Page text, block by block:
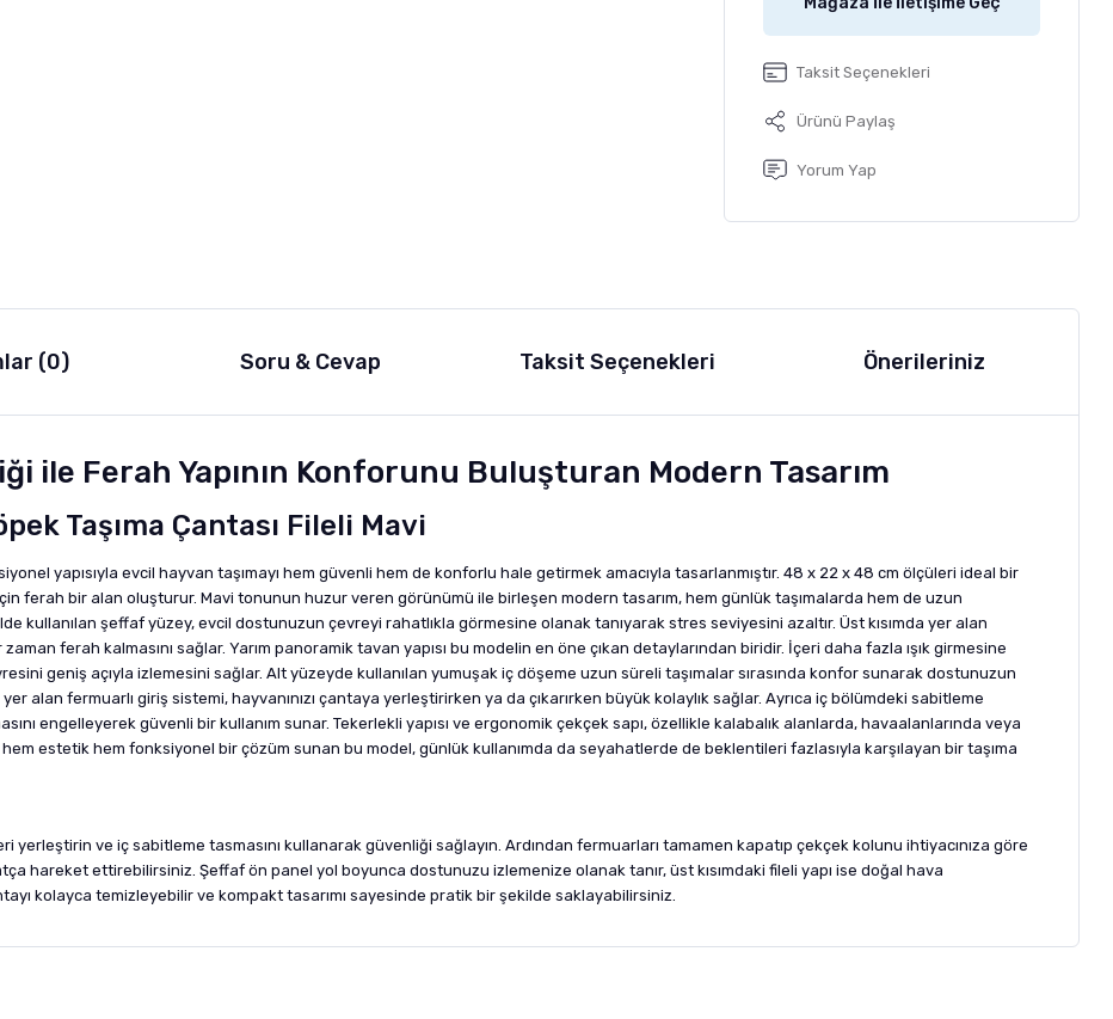
Taksit Seçenekleri
Ürünü Paylaş
Yorum Yap
(0) Soru & Cevap Taksit Seçenekleri Önerileriniz
ile Ferah Yapının Konforunu Buluşturan Modern Tasarım
Taşıma Çantası Fileli Mavi
yapısıyla evcil hayvan taşımayı hem güvenli hem de konforlu hale getirmek amacıyla tasarlanmıştır. 48 x 22 x 48 cm ölçüleri ideal bir
ferah bir alan oluşturur. Mavi tonunun huzur veren görünümü ile birleşen modern tasarım, hem günlük taşımalarda hem de uzun
kullanılan şeffaf yüzey, evcil dostunuzun çevreyi rahatlıkla görmesine olanak tanıyarak stres seviyesini azaltır. Üst kısımda yer alan
ferah kalmasını sağlar. Yarım panoramik tavan yapısı bu modelin en öne çıkan detaylarından biridir. İçeri daha fazla ışık girmesine
geniş açıyla izlemesini sağlar. Alt yüzeyde kullanılan yumuşak iç döşeme uzun süreli taşımalar sırasında konfor sunarak dostunuzun
alan fermuarlı giriş sistemi, hayvanınızı çantaya yerleştirirken ya da çıkarırken büyük kolaylık sağlar. Ayrıca iç bölümdeki sabitleme
engelleyerek güvenli bir kullanım sunar. Tekerlekli yapısı ve ergonomik çekçek sapı, özellikle kalabalık alanlarda, havaalanlarında veya
estetik hem fonksiyonel bir çözüm sunan bu model, günlük kullanımda da seyahatlerde de beklentileri fazlasıyla karşılayan bir taşıma
yerleştirin ve iç sabitleme tasmasını kullanarak güvenliği sağlayın. Ardından fermuarları tamamen kapatıp çekçek kolunu ihtiyacınıza göre
hareket ettirebilirsiniz. Şeffaf ön panel yol boyunca dostunuzu izlemenize olanak tanır, üst kısımdaki fileli yapı ise doğal hava
kolayca temizleyebilir ve kompakt tasarımı sayesinde pratik bir şekilde saklayabilirsiniz.